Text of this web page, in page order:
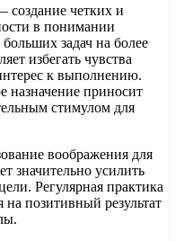
создание четких и
в понимании
задач на более
избегать чувства
к выполнению.
назначение приносит
стимулом для
воображения для
значительно усилить
Регулярная практика
на позитивный результат